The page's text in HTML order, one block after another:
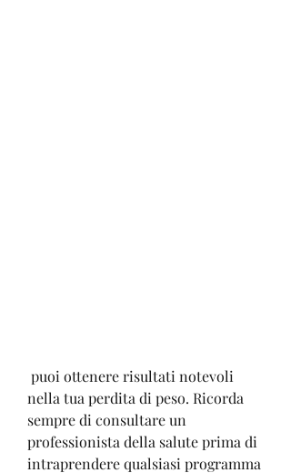
nella tua perdita di peso. Ricorda
sempre di consultare un
professionista della salute prima di
intraprendere qualsiasi programma